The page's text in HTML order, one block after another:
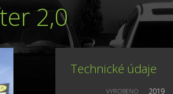
2,0
Technické údaje
VYROBENO 2019